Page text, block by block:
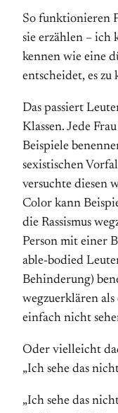
So funktionieren
sie erzählen – ich
kennen wie eine
entscheidet, es zu
Das passiert
Klassen. Jede
Beispiele
sexistischen
versuchte diesen
Color kann
die Rassismus
Person mit einer
able-bodied
Behinderung)
wegzuerklären
einfach nicht
Oder vielleicht
„Ich sehe das
„Ich sehe das